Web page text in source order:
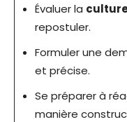
Évaluer la
repostuler.
Formuler une
et précise.
Se préparer à
manière